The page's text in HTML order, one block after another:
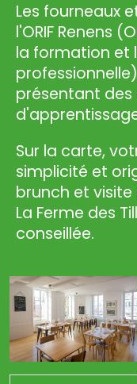
Les fourneaux
l'ORIF Renens
la formation et
présentant
Sur la carte,
simplicité et
brunch et
La Ferme des
conseillée.